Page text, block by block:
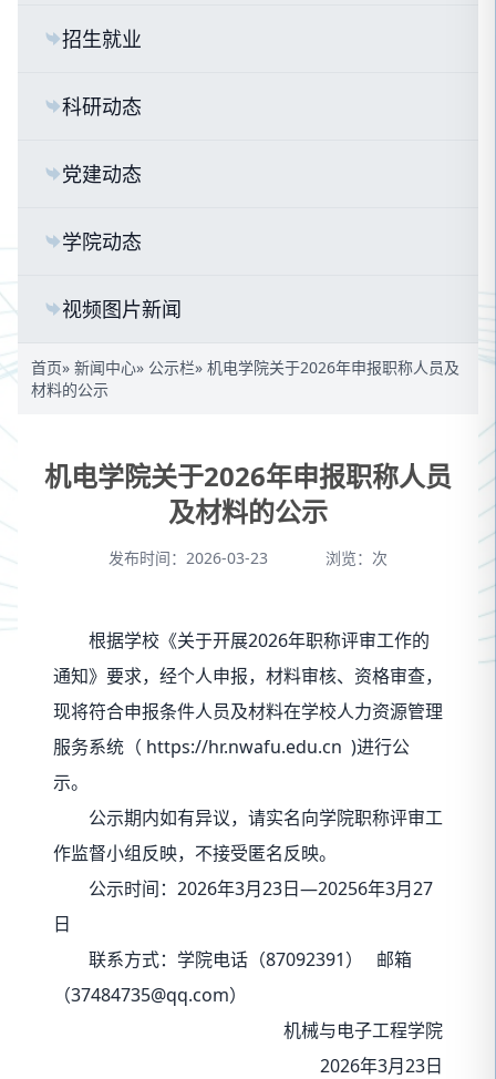
招生就业
科研动态
党建动态
学院动态
视频图片新闻
首页» 新闻中心» 公示栏» 机电学院关于2026年申报职称人员及
材料的公示
机电学院关于2026年申报职称人员
及材料的公示
发布时间：2026-03-23 浏览： 次
根据学校《关于开展2026年职称评审工作的
通知》要求，经个人申报，材料审核、资格审查，
现将符合申报条件人员及材料在学校人力资源管理
服务系统（ https://hr.nwafu.edu.cn )进行公
示。
公示期内如有异议，请实名向学院职称评审工
作监督小组反映，不接受匿名反映。
公示时间：2026年3月23日—20256年3月27
日
联系方式：学院电话（87092391） 邮箱
（37484735@qq.com）
机械与电子工程学院
2026年3月23日